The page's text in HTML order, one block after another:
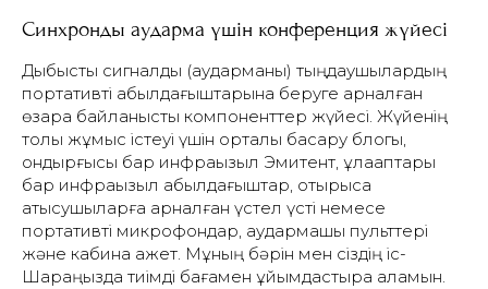
Синхронды аударма үшін конференция жүйесі
Дыбыстық сигналды (аударманы) тыңдаушылардың
портативті қабылдағыштарына беруге арналған
өзара байланысты компоненттер жүйесі. Жүйенің
толық жұмыс істеуі үшін орталық басқару блогы,
қондырғысы бар инфрақызыл Эмитент, құлаққаптары
бар инфрақызыл қабылдағыштар, отырысқа
қатысушыларға арналған үстел үсті немесе
портативті микрофондар, аудармашы пульттері
және кабина қажет. Мұның бәрін мен сіздің іс-
Шараңызда тиімді бағамен ұйымдастыра аламын.